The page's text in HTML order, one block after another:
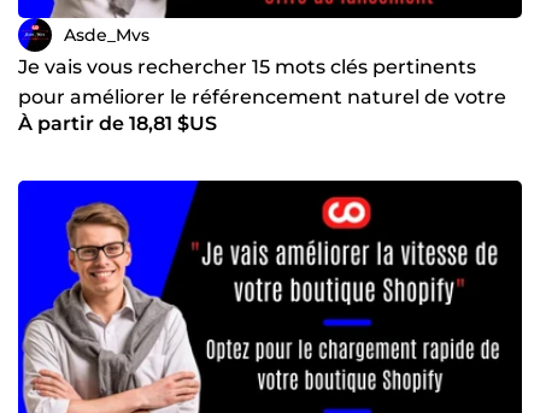
Asde_Mvs
Je vais vous rechercher 15 mots clés pertinents
pour améliorer le référencement naturel de votre
site Web
À partir de 18,81 $US